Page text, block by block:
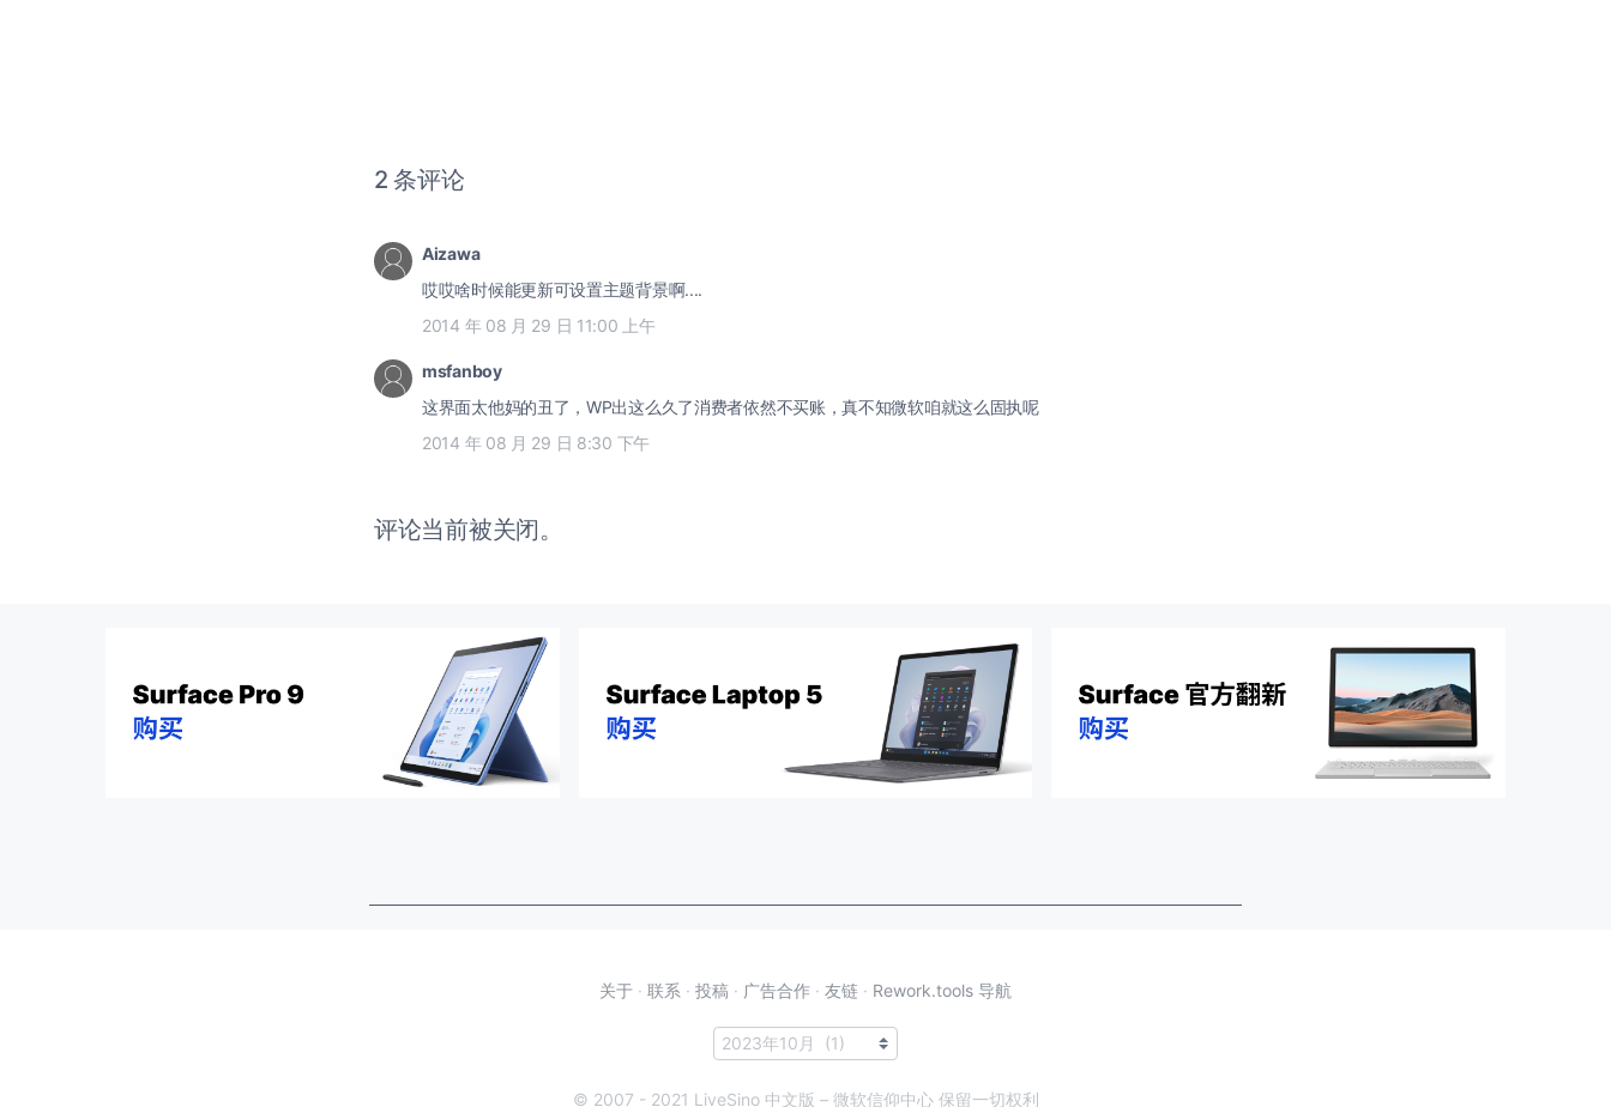
2 条评论
Aizawa
哎哎啥时候能更新可设置主题背景啊....
2014 年 08 月 29 日 11:00 上午
msfanboy
这界面太他妈的丑了，WP出这么久了消费者依然不买账，真不知微软咱就这么固执呢
2014 年 08 月 29 日 8:30 下午
评论当前被关闭。
关于 · 联系 · 投稿 · 广告合作 · 友链 · Rework.tools 导航
© 2007 - 2021 LiveSino 中文版 – 微软信仰中心 保留一切权利